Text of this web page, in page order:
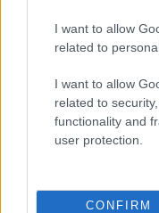
I want to allow
related to
I want to allow
related to
functionality and
user protection.
CONFIRM
ΔΙΑΤΡΟΦΗ 08·08·2026
Ογκολόγοι
περνούν
βγάλετε από την